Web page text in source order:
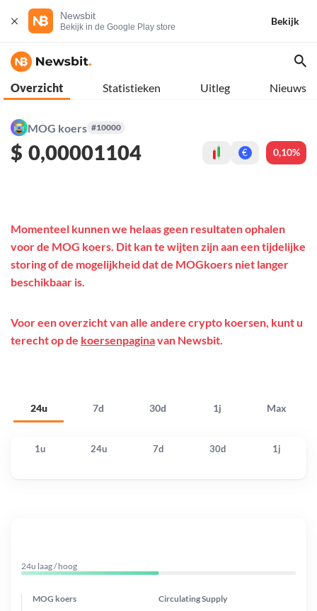
Newsbit
Bekijk in de Google Play store
Bekijk
Overzicht Statistieken Uitleg Nieuws
MOG koers #10000
$ 0,00001104 € 0,10%
24u 7d 30d 1j Max
Momenteel kunnen we helaas geen resultaten ophalen
voor de MOG koers. Dit kan te wijten zijn aan een tijdelijke
storing of de mogelijkheid dat de MOGkoers niet langer
beschikbaar is.
Voor een overzicht van alle andere crypto koersen, kunt u
terecht op de koersenpaginavan Newsbit.
1u 24u 7d 30d 1j
24u laag / hoog
MOG koers Circulating Supply